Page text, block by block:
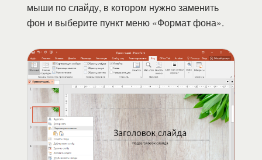
мыши по слайду, в котором нужно заменить
фон и выберите пункт меню «Формат фона».